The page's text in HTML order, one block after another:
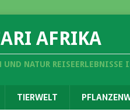
AFRIKA
UND NATUR REISEERLEBNISSE
TIERWELT